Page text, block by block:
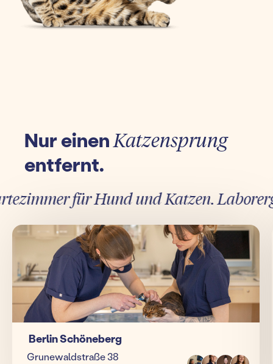
Nur einenKatzensprung
entfernt.
für Hund und Katzen.
Berlin Schöneberg
Grunewaldstraße 38